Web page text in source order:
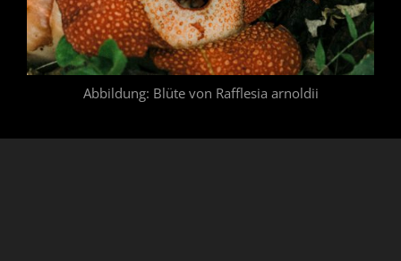
Abbildung: Blüte von Rafflesia arnoldii